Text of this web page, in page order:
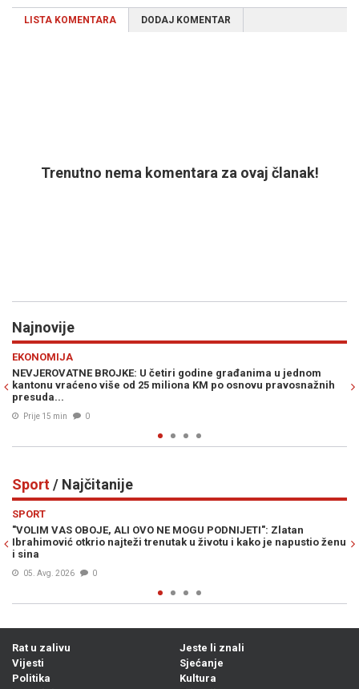
LISTA KOMENTARA DODAJ KOMENTAR
Trenutno nema komentara za ovaj članak!
Najnovije
godine građanima u jednom
KM po osnovu pravosnažnih
NOVI SKANDAL TRESE
detalje velike tajne nagodbe
Sport/ Najčitanije
MOGU PODNIJETI": Zlatan
u životu i kako je napustio ženu
LIVNJAK PRELOMIO: Otkriveno
trenersku karijeru...
Rat u zalivu
Vijesti
Politika
Jeste li znali
Sjećanje
Kultura